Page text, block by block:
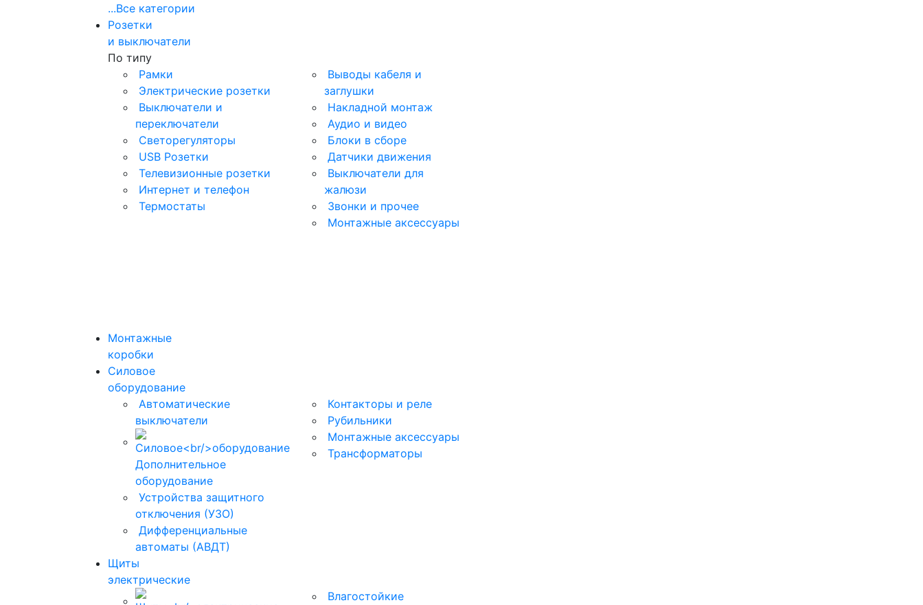
...Все категории
Розетки
и выключатели
По типу
Рамки
Электрические розетки
Выключатели и
переключатели
Светорегуляторы
USB Розетки
Телевизионные розетки
Интернет и телефон
Термостаты
Выводы кабеля и
заглушки
Накладной монтаж
Аудио и видео
Блоки в сборе
Датчики движения
Выключатели для
жалюзи
Звонки и прочее
Монтажные аксессуары
Монтажные
коробки
Силовое
оборудование
Автоматические
выключатели
Дополнительное
оборудование
Устройства защитного
отключения (УЗО)
Дифференциальные
автоматы (АВДТ)
Контакторы и реле
Рубильники
Монтажные аксессуары
Трансформаторы
Щиты
электрические
Влагостойкие